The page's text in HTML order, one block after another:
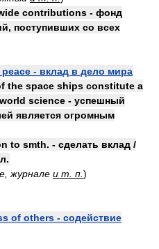
contributions - фонд
поступивших со всех
- вклад в дело мира
the space ships constitute a
science - успешный
является огромным
to smth. - сделать вклад /
журнале и т. п. )
of others - содействие